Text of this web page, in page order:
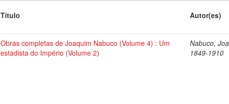
Título Autor(es)
Obras completas de Joaquim Nabuco (Volume 4) : Um
estadista do Império (Volume 2)
Nabuco,
1849-1910